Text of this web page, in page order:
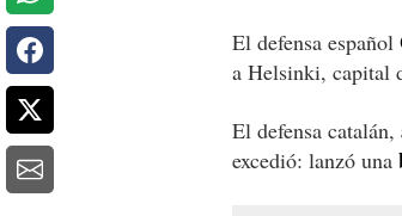
El defensa español
a Helsinki, capital
El defensa catalán,
excedió: lanzó una